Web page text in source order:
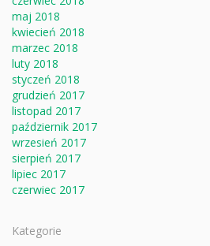
maj 2018
kwiecień 2018
marzec 2018
luty 2018
styczeń 2018
grudzień 2017
listopad 2017
październik 2017
wrzesień 2017
sierpień 2017
lipiec 2017
czerwiec 2017
Kategorie